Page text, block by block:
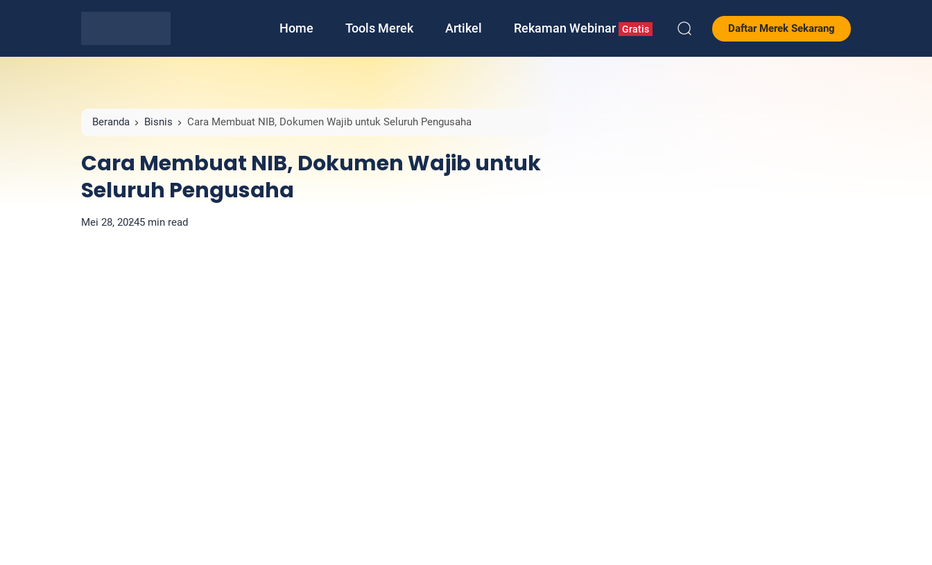
Home Tools Merek Artikel Rekaman Webinar Gratis Daftar Merek Sekarang
Beranda Bisnis Cara Membuat NIB, Dokumen Wajib untuk Seluruh Pengusaha
Cara Membuat NIB, Dokumen Wajib untuk
Seluruh Pengusaha
Mei 28, 20245 min read